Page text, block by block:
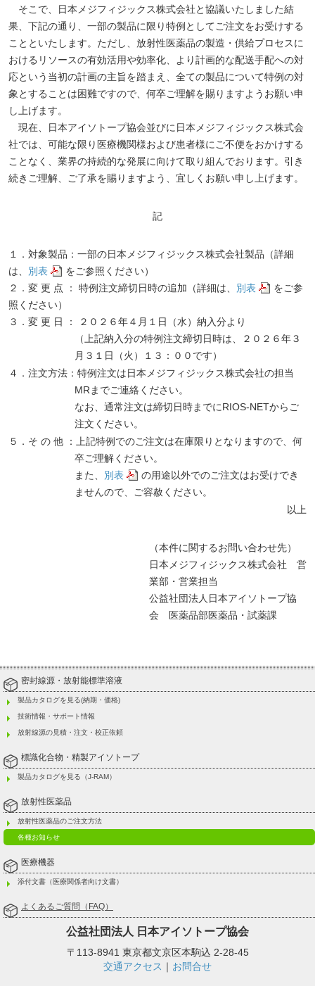
そこで、日本メジフィジックス株式会社と協議いたしました結
果、下記の通り、一部の製品に限り特例としてご注文をお受けする
ことといたします。ただし、放射性医薬品の製造・供給プロセスに
おけるリソースの有効活用や効率化、より計画的な配送手配への対
応という当初の計画の主旨を踏まえ、全ての製品について特例の対
象とすることは困難ですので、何卒ご理解を賜りますようお願い申
し上げます。
現在、日本アイソトープ協会並びに日本メジフィジックス株式会
社では、可能な限り医療機関様および患者様にご不便をおかけする
ことなく、業界の持続的な発展に向けて取り組んでおります。引き
続きご理解、ご了承を賜りますよう、宜しくお願い申し上げます。
記
１．対象製品：一部の日本メジフィジックス株式会社製品（詳細
は、 別表
をご参照ください）
２．変 更 点 ： 特例注文締切日時の追加（詳細は、 別表
をご参
照ください）
３．変 更 日 ： ２０２６年４月１日（水）納入分より
（上記納入分の特例注文締切日時は、２０２６年３
月３１日（火）１３：００です）
４．注文方法：特例注文は日本メジフィジックス株式会社の担当
MRまでご連絡ください。
なお、通常注文は締切日時までにRIOS-NETからご
注文ください。
５．そ の 他 ：上記特例でのご注文は在庫限りとなりますので、何
卒ご理解ください。
また、 別表
の用途以外でのご注文はお受けでき
ませんので、ご容赦ください。
以上
（本件に関するお問い合わせ先）
日本メジフィジックス株式会社 営
業部・営業担当
公益社団法人日本アイソトープ協
会 医薬品部医薬品・試薬課
密封線源・放射能標準溶液
製品カタログを見る(納期・価格)
技術情報・サポート情報
放射線源の見積・注文・校正依頼
標識化合物・精製アイソトープ
製品カタログを見る（J-RAM）
放射性医薬品
放射性医薬品のご注文方法
各種お知らせ
医療機器
添付文書（医療関係者向け文書）
よくあるご質問（FAQ）
公益社団法人 日本アイソトープ協会
〒113-8941 東京都文京区本駒込 2-28-45
交通アクセス ｜ お問合せ